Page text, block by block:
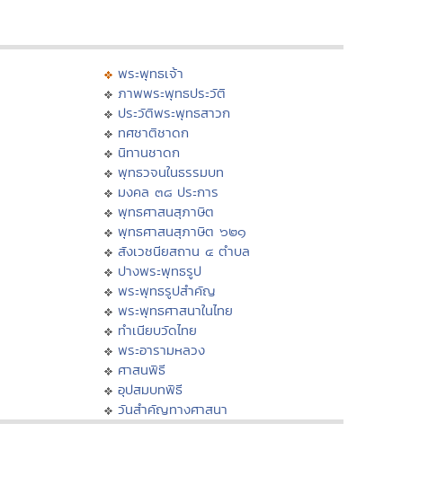
พระพุทธเจ้า
ภาพพระพุทธประวัติ
ประวัติพระพุทธสาวก
ทศชาติชาดก
นิทานชาดก
พุทธวจนในธรรมบท
มงคล ๓๘ ประการ
พุทธศาสนสุภาษิต
พุทธศาสนสุภาษิต ๖๒๑
สังเวชนียสถาน ๔ ตำบล
ปางพระพุทธรูป
พระพุทธรูปสำคัญ
พระพุทธศาสนาในไทย
ทำเนียบวัดไทย
พระอารามหลวง
ศาสนพิธี
อุปสมบทพิธี
วันสำคัญทางศาสนา